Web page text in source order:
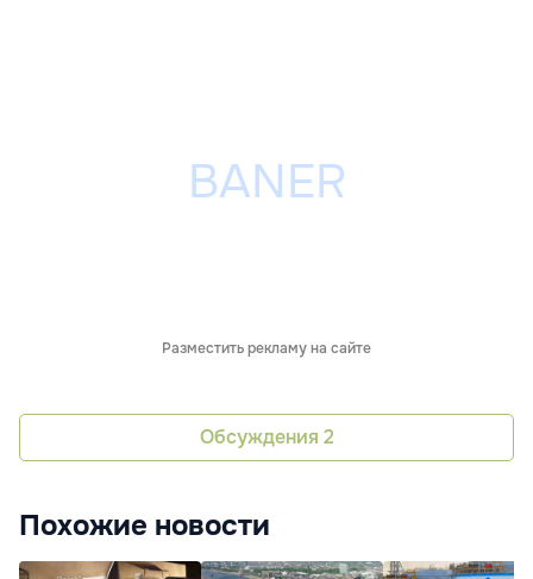
Разместить рекламу на сайте
Обсуждения 2
Похожие новости